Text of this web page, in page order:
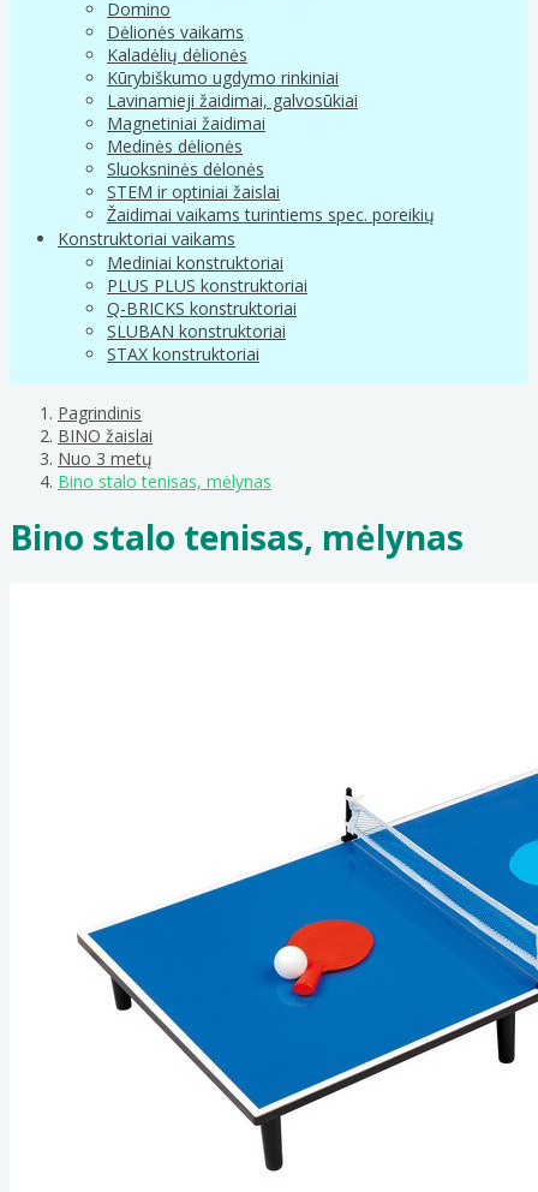
Domino
Dėlionės vaikams
Kaladėlių dėlionės
Kūrybiškumo ugdymo rinkiniai
Lavinamieji žaidimai, galvosūkiai
Magnetiniai žaidimai
Medinės dėlionės
Sluoksninės dėlonės
STEM ir optiniai žaislai
Žaidimai vaikams turintiems spec. poreikių
Konstruktoriai vaikams
Mediniai konstruktoriai
PLUS PLUS konstruktoriai
Q-BRICKS konstruktoriai
SLUBAN konstruktoriai
STAX konstruktoriai
Pagrindinis
BINO žaislai
Nuo 3 metų
Bino stalo tenisas, mėlynas
Bino stalo tenisas, mėlynas